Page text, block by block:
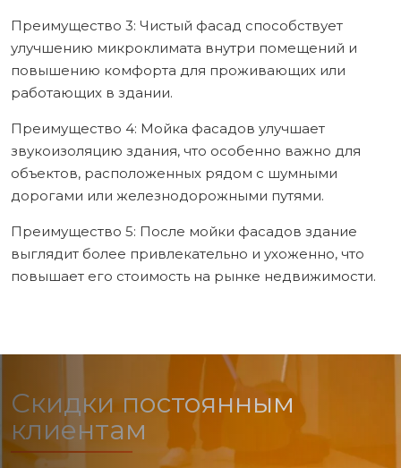
Преимущество 3: Чистый фасад способствует
улучшению микроклимата внутри помещений и
повышению комфорта для проживающих или
работающих в здании.
Преимущество 4: Мойка фасадов улучшает
звукоизоляцию здания, что особенно важно для
объектов, расположенных рядом с шумными
дорогами или железнодорожными путями.
Преимущество 5: После мойки фасадов здание
выглядит более привлекательно и ухоженно, что
повышает его стоимость на рынке недвижимости.
Скидки постоянным
клиентам